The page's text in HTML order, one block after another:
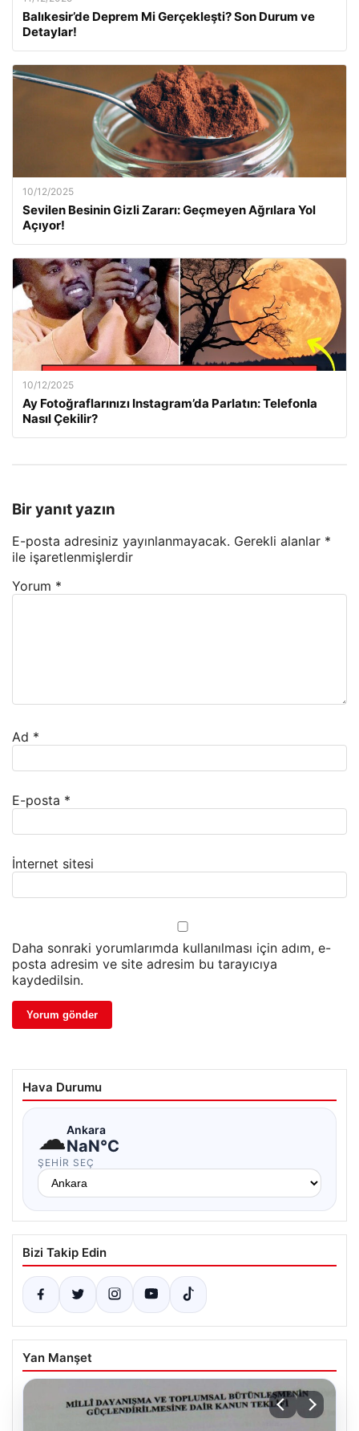
Balıkesir’de Deprem Mi Gerçekleşti? Son Durum ve
Detaylar!
10/12/2025
Sevilen Besinin Gizli Zararı: Geçmeyen Ağrılara Yol
Açıyor!
10/12/2025
Ay Fotoğraflarınızı Instagram’da Parlatın: Telefonla
Nasıl Çekilir?
Bir yanıt yazın
E-posta adresiniz yayınlanmayacak. Gerekli alanlar *
ile işaretlenmişlerdir
Yorum *
Ad *
E-posta *
İnternet sitesi
Daha sonraki yorumlarımda kullanılması için adım, e-
posta adresim ve site adresim bu tarayıcıya
kaydedilsin.
Hava Durumu
☁Ankara
NaN°C
ŞEHIR SEÇ
Bizi Takip Edin
Yan Manşet